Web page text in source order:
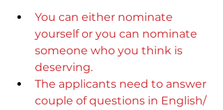
You can either nominate
yourself or you can nominate
someone who you think is
deserving.
The applicants need to answer
couple of questions in English/